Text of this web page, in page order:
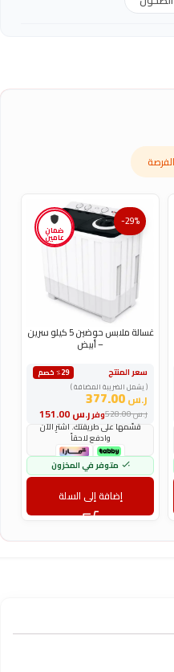
ضمان
عامين
-29%
غسالة ملابس حوضين 5 كيلو سرين
– أبيض
سعر المنتج
٪29 خصم
( يشمل الضريبة المضافة )
ر.س377.00
وفرر.س ر.س528.00
قسّمها على طريقتك. اشترِ الآن
وادفع لاحقاً
متوفر في المخزون
إضافة إلى السلة